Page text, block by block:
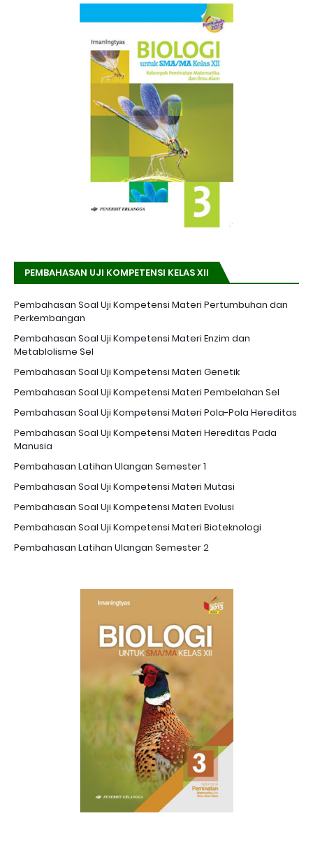
PEMBAHASAN UJI KOMPETENSI KELAS XII
Pembahasan Soal Uji Kompetensi Materi Pertumbuhan dan
Perkembangan
Pembahasan Soal Uji Kompetensi Materi Enzim dan
Metablolisme Sel
Pembahasan Soal Uji Kompetensi Materi Genetik
Pembahasan Soal Uji Kompetensi Materi Pembelahan Sel
Pembahasan Soal Uji Kompetensi Materi Pola-Pola Hereditas
Pembahasan Soal Uji Kompetensi Materi Hereditas Pada
Manusia
Pembahasan Latihan Ulangan Semester 1
Pembahasan Soal Uji Kompetensi Materi Mutasi
Pembahasan Soal Uji Kompetensi Materi Evolusi
Pembahasan Soal Uji Kompetensi Materi Bioteknologi
Pembahasan Latihan Ulangan Semester 2